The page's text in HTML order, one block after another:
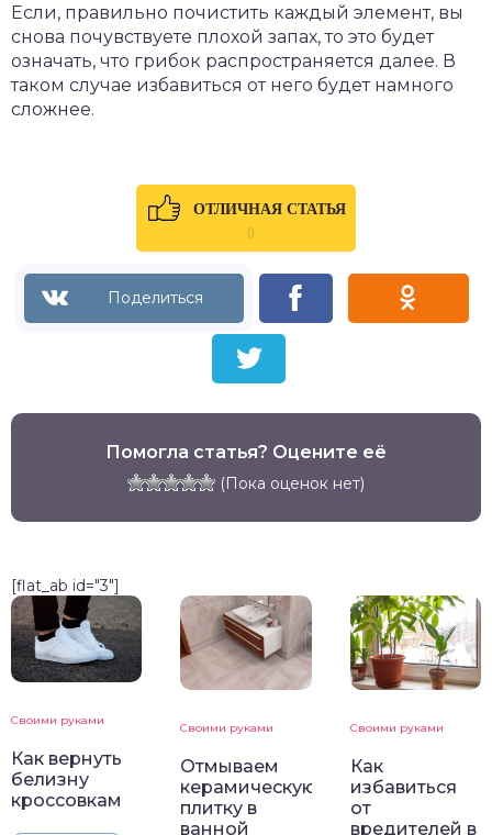
Если, правильно почистить каждый элемент, вы
снова почувствуете плохой запах, то это будет
означать, что грибок распространяется далее. В
таком случае избавиться от него будет намного
сложнее.
ОТЛИЧНАЯ СТАТЬЯ
0
Помогла статья? Оцените её
(Пока оценок нет)
[flat_ab id="3"]
Своими руками
Как вернуть
белизну
кроссовкам
Своими руками
Отмываем
керамическую
плитку в
ванной
Своими руками
Как
избавиться
от
вредителей в